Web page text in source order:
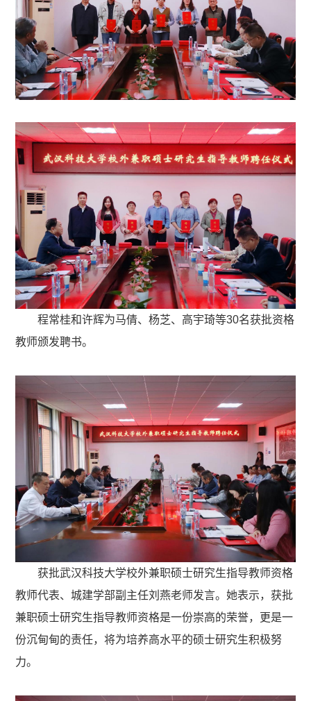
程常桂和许辉为马倩、杨芝、高宇琦等30名获批资格
教师颁发聘书。
获批武汉科技大学校外兼职硕士研究生指导教师资格
教师代表、城建学部副主任刘燕老师发言。她表示，获批
兼职硕士研究生指导教师资格是一份崇高的荣誉，更是一
份沉甸甸的责任，将为培养高水平的硕士研究生积极努
力。